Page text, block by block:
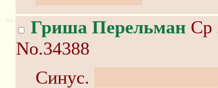
>> Гриша Перельман Ср
No.34388
Синус.